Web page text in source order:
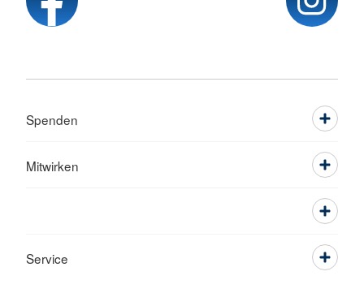
Spenden
Mitwirken
Service